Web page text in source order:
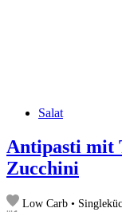
Salat
Antipasti mit
Zucchini
Low Carb •